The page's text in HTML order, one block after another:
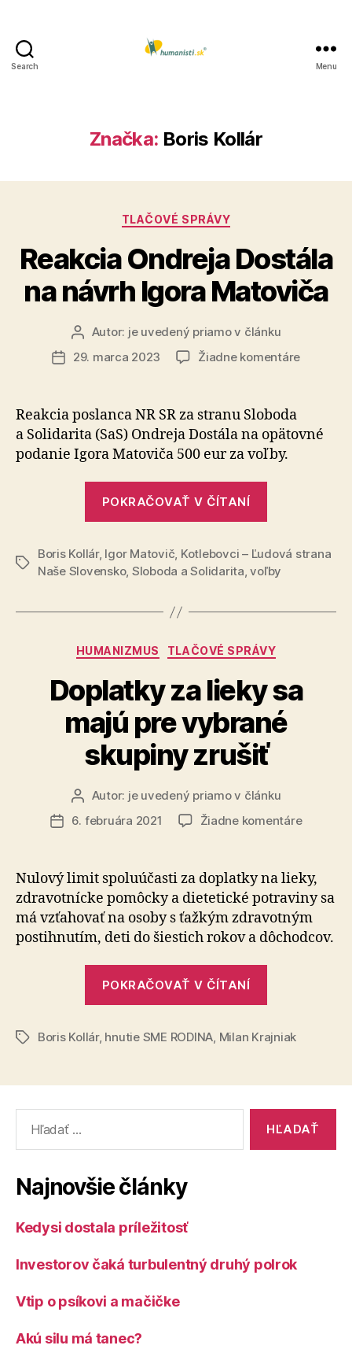
Search Menu
Značka: Boris Kollár
Kategórie
TLAČOVÉ SPRÁVY
Reakcia Ondreja Dostála
na návrh Igora Matoviča
Autor
článku
Autor: je uvedený priamo v článku
Dátum
29. marca 2023 Žiadne komentárena
návrh
Reakcia poslanca NR SR za stranu Sloboda
a Solidarita (SaS) Ondreja Dostála na opätovné
podanie Igora Matoviča 500 eur za voľby.
POKRAČOVAŤ V ČÍTANÍ
na
návrh
Značky
Boris Kollár, Igor Matovič, Kotlebovci – Ľudová strana
Naše Slovensko, Sloboda a Solidarita,voľby
Kategórie
HUMANIZMUS TLAČOVÉ SPRÁVY
Doplatky za lieky sa
majú pre vybrané
skupiny zrušiť
Autor
článku
Autor: je uvedený priamo v článku
Dátum
6. februára 2021 Žiadne komentárena
lieky
sa
majú
pre
vybrané
Nulový limit spoluúčasti za doplatky na lieky,
zdravotnícke pomôcky a dietetické potraviny sa
má vzťahovať na osoby s ťažkým zdravotným
postihnutím, deti do šiestich rokov a dôchodcov.
POKRAČOVAŤ V ČÍTANÍ
sa
pre
skupiny
ZnačkyBoris Kollár, hnutie SME RODINA, Milan Krajniak
Najnovšie články
Kedysi dostala príležitosť
Investorov čaká turbulentný druhý polrok
Vtip o psíkovi a mačičke
Akú silu má tanec?